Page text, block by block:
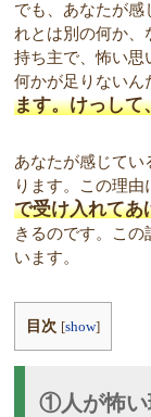
でも、あなたが感
れとは別の何か、
持ち主で、怖い思
何かが足りないん
ます。けっして
あなたが感じてい
ります。この理
で受け入れてあ
きるのです。こ
います。
目次 [show]
①人が怖い